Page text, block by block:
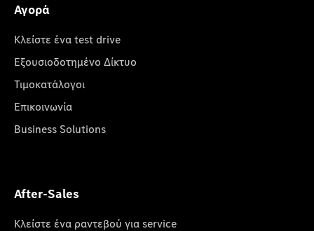
Αγορά
Κλείστε ένα test drive
Εξουσιοδοτημένο Δίκτυο
Τιμοκατάλογοι
Επικοινωνία
Business Solutions
After-Sales
Κλείστε ένα ραντεβού για service